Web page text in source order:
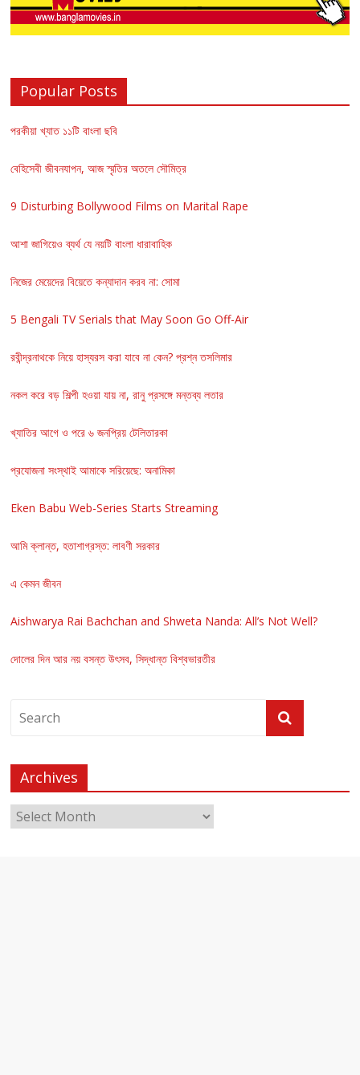
Popular Posts
পরকীয়া খ্যাত ১১টি বাংলা ছবি
বেহিসেবী জীবনযাপন, আজ স্মৃতির অতলে সৌমিত্র
9 Disturbing Bollywood Films on Marital Rape
আশা জাগিয়েও ব্যর্থ যে নয়টি বাংলা ধারাবাহিক
নিজের মেয়েদের বিয়েতে কন্যাদান করব না: সোমা
5 Bengali TV Serials that May Soon Go Off-Air
রবীন্দ্রনাথকে নিয়ে হাস্যরস করা যাবে না কেন? প্রশ্ন তসলিমার
নকল করে বড় শিল্পী হওয়া যায় না, রানু প্রসঙ্গে মন্তব্য লতার
খ্যাতির আগে ও পরে ৬ জনপ্রিয় টেলিতারকা
প্রযোজনা সংস্থাই আমাকে সরিয়েছে: অনামিকা
Eken Babu Web-Series Starts Streaming
আমি ক্লান্ত, হতাশাগ্রস্ত: লাবণী সরকার
এ কেমন জীবন
Aishwarya Rai Bachchan and Shweta Nanda: All’s Not Well?
দোলের দিন আর নয় বসন্ত উৎসব, সিদ্ধান্ত বিশ্বভারতীর
Archives